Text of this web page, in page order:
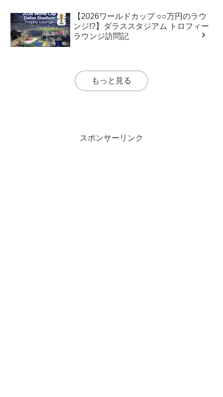
【2026ワールドカップ ○○万円のラウ
ンジ!?】ダラススタジアム トロフィー
ラウンジ訪問記
もっと見る
スポンサーリンク